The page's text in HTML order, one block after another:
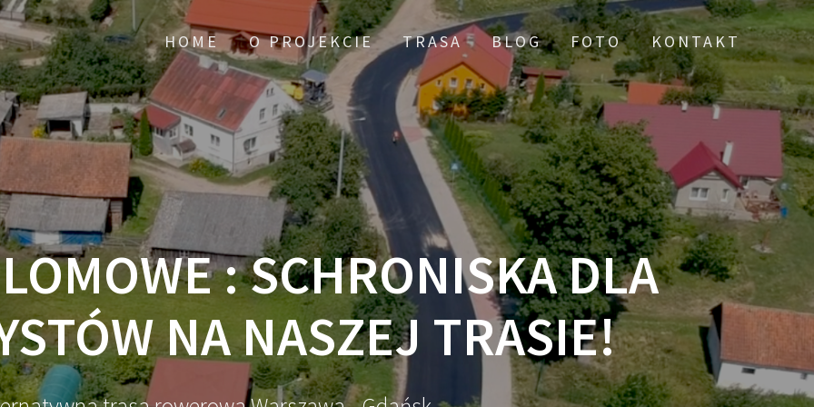
HOME O PROJEKCIE TRASA BLOG FOTO KONTAKT
: SCHRONISKA DLA
NA NASZEJ TRASIE!